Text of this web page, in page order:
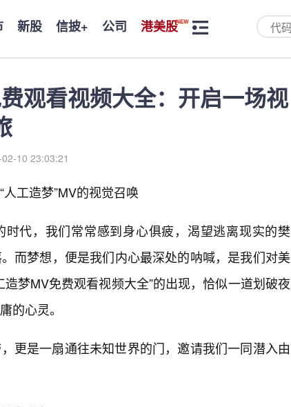
新股 信披+ 公司 港美股
观看视频大全：开启一场视
10 23:03:21
工造梦”MV的视觉召唤
代，我们常常感到身心俱疲，渴望逃离现实的樊
而梦想，便是我们内心最深处的呐喊，是我们对美
梦MV免费观看视频大全”的出现，恰似一道划破夜
的心灵。
更是一扇通往未知世界的门，邀请我们一同潜入由